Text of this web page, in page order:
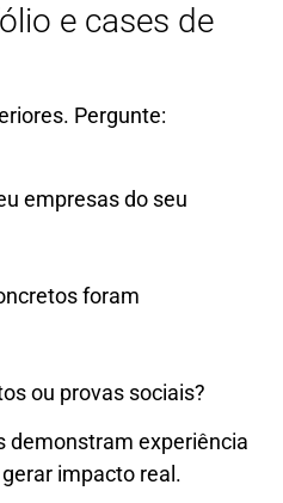
e cases de
Pergunte:
empresas do seu
foram
ou provas sociais?
demonstram experiência
impacto real.